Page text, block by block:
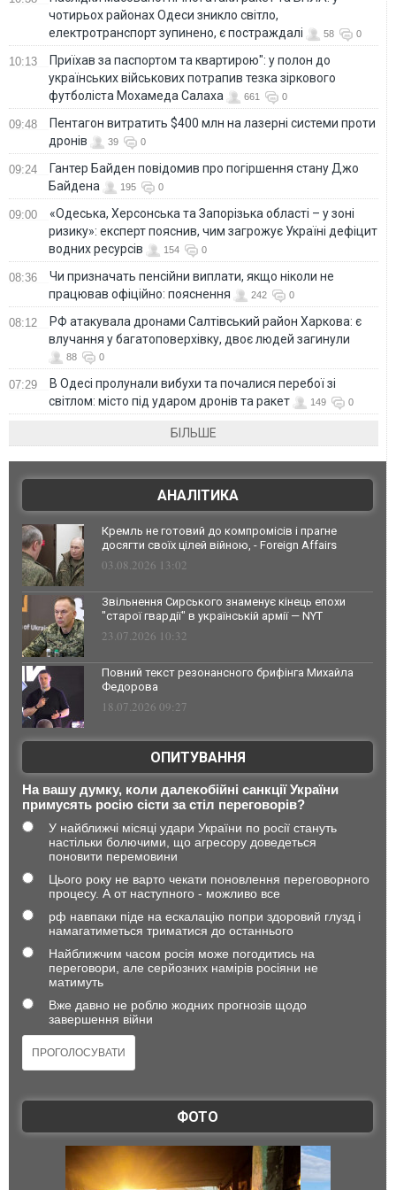
чотирьох районах Одеси зникло світло,
електротранспорт зупинено, є постраждалі
58 0
10:13
Приїхав за паспортом та квартирою": у полон до
українських військових потрапив тезка зіркового
футболіста Мохамеда Салаха
661 0
09:48
Пентагон витратить $400 млн на лазерні системи проти
дронів
39 0
09:24
Гантер Байден повідомив про погіршення стану Джо
Байдена
195 0
09:00
«Одеська, Херсонська та Запорізька області – у зоні
ризику»: експерт пояснив, чим загрожує Україні дефіцит
водних ресурсів
154 0
08:36
Чи призначать пенсійни виплати, якщо ніколи не
працював офіційно: пояснення
242 0
08:12
РФ атакувала дронами Салтівський район Харкова: є
влучання у багатоповерхівку, двоє людей загинули
88 0
07:29
В Одесі пролунали вибухи та почалися перебої зі
світлом: місто під ударом дронів та ракет
149 0
БІЛЬШЕ
АНАЛІТИКА
Кремль не готовий до компромісів і прагне
досягти своїх цілей війною, - Foreign Affairs
03.08.2026 13:02
Звільнення Сирського знаменує кінець епохи
"старої гвардії" в українській армії — NYT
23.07.2026 10:32
Повний текст резонансного брифінга Михайла
Федорова
18.07.2026 09:27
ОПИТУВАННЯ
На вашу думку, коли далекобійні санкції України
примусять росію сісти за стіл переговорів?
У найближчі місяці удари України по росії стануть
настільки болючими, що агресору доведеться
поновити перемовини
Цього року не варто чекати поновлення переговорного
процесу. А от наступного - можливо все
рф навпаки піде на ескалацію попри здоровий глузд і
намагатиметься триматися до останнього
Найближчим часом росія може погодитись на
переговори, але серйозних намірів росіяни не
матимуть
Вже давно не роблю жодних прогнозів щодо
завершення війни
ФОТО